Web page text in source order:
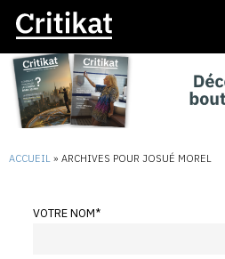
ACCUEIL » ARCHIVES POUR JOSUÉ MOREL
VOTRE NOM*